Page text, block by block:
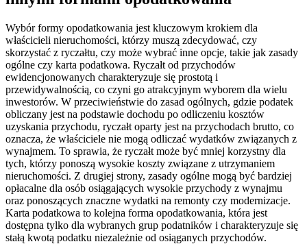
Wybór formy opodatkowania jest kluczowym krokiem dla
właścicieli nieruchomości, którzy muszą zdecydować, czy
skorzystać z ryczałtu, czy może wybrać inne opcje, takie jak zasady
ogólne czy karta podatkowa. Ryczałt od przychodów
ewidencjonowanych charakteryzuje się prostotą i
przewidywalnością, co czyni go atrakcyjnym wyborem dla wielu
inwestorów. W przeciwieństwie do zasad ogólnych, gdzie podatek
obliczany jest na podstawie dochodu po odliczeniu kosztów
uzyskania przychodu, ryczałt oparty jest na przychodach brutto, co
oznacza, że właściciele nie mogą odliczać wydatków związanych z
wynajmem. To sprawia, że ryczałt może być mniej korzystny dla
tych, którzy ponoszą wysokie koszty związane z utrzymaniem
nieruchomości. Z drugiej strony, zasady ogólne mogą być bardziej
opłacalne dla osób osiągających wysokie przychody z wynajmu
oraz ponoszących znaczne wydatki na remonty czy modernizacje.
Karta podatkowa to kolejna forma opodatkowania, która jest
dostępna tylko dla wybranych grup podatników i charakteryzuje się
stałą kwotą podatku niezależnie od osiąganych przychodów.